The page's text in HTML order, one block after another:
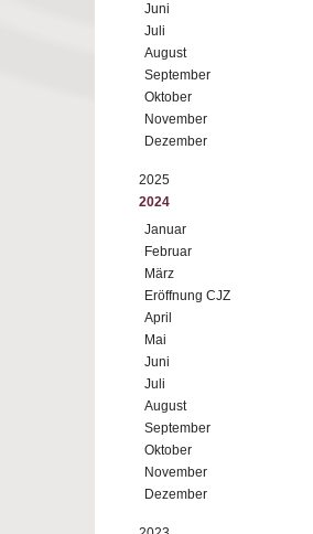
Juni
Juli
August
September
Oktober
November
Dezember
2025
2024
Januar
Februar
März
Eröffnung CJZ
April
Mai
Juni
Juli
August
September
Oktober
November
Dezember